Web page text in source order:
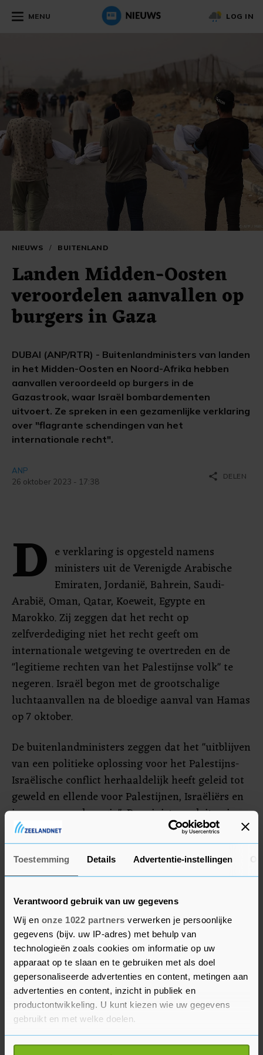
Toestemming Details Advertentie-instellingen
Verantwoord gebruik van uw gegevens
Wij en onze 1022 partners verwerken je persoonlijke
gegevens (bijv. uw IP-adres) met behulp van
technologieën zoals cookies om informatie op uw
apparaat op te slaan en te gebruiken met als doel
gepersonaliseerde advertenties en content, metingen aan
advertenties en content, inzicht in publiek en
productontwikkeling. U kunt kiezen wie uw gegevens
gebruikt en met welke doelen.
Als u het toestaat, willen we ook graag:
MENU LOG IN
NIEUWS / BUITENLAND
Landen Midden-Oosten
veroordelen aanvallen op
burgers in Gaza
DUBAI (ANP/RTR) - Buitenlandministers van landen
in het Midden-Oosten en Noord-Afrika hebben
aanvallen veroordeeld op burgers in de
Gazastrook, waar Israël bombardementen
uitvoert. Ze spreken in een gezamenlijke verklaring
over "flagrante schendingen van het
internationale recht".
ANP
26 oktober 2023 - 17:38
share DELEN
D e verklaring is opgesteld namens
ministers uit de Verenigde Arabische
Emiraten, Jordanië, Bahrein, Saudi-
Arabië, Oman, Qatar, Koeweit, Egypte en
Marokko. Zij zeggen dat het recht op
zelfverdediging niet het recht geeft om
internationale wetgeving te overtreden en de
"legitieme rechten van het Palestijnse volk" te
negeren. Israël begon met de grootschalige
luchtaanvallen na de bloedige aanval van Hamas
op 7 oktober.
De buitenlandministers zeggen dat het "uitblijven
van een politieke oplossing voor het Palestijns-
Israëlische conflict herhaaldelijk heeft geleid tot
geweld en ellende voor Palestijnen, Israëliërs en
inwoners van de regio". De ministers pleiten in
hun verklaring voor een tweestatenoplossing. De
Palestijnen moeten dan een eigen staat krijgen
met Oost-Jeruzalem als hoofdstad.